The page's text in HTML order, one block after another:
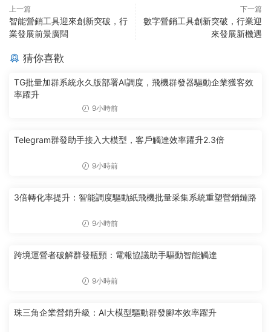
上一篇
智能營銷工具迎來創新突破，行
業發展前景廣闊
下一篇
數字營銷工具創新突破，行業迎
來發展新機遇
猜你喜歡
TG批量加群系統永久版部署AI調度，飛機群發器驅動企業獲客效
率躍升
9小時前
Telegram群發助手接入大模型，客戶觸達效率躍升2.3倍
9小時前
3倍轉化率提升：智能調度驅動紙飛機批量采集系統重塑營銷鏈路
9小時前
跨境運營者破解群發瓶頸：電報協議助手驅動智能觸達
9小時前
珠三角企業營銷升級：AI大模型驅動群發腳本效率躍升